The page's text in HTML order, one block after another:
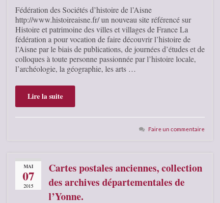
Fédération des Sociétés d’histoire de l’Aisne
http://www.histoireaisne.fr/ un nouveau site référencé sur
Histoire et patrimoine des villes et villages de France La
fédération a pour vocation de faire découvrir l’histoire de
l’Aisne par le biais de publications, de journées d’études et de
colloques à toute personne passionnée par l’histoire locale,
l’archéologie, la géographie, les arts …
Lire la suite
Faire un commentaire
MAI
07
2015
Cartes postales anciennes, collection
des archives départementales de
l’Yonne.